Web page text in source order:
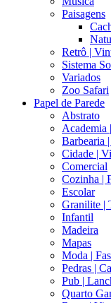
Paisagens
Retrô |
Sistema
Variados
Zoo Safari
Papel de Parede
Abstrato
Academia
Barbearia
Cidade |
Comercial
Cozinha |
Escolar
Granilite |
Infantil
Madeira
Mapas
Moda |
Pedras |
Pub |
Quarto